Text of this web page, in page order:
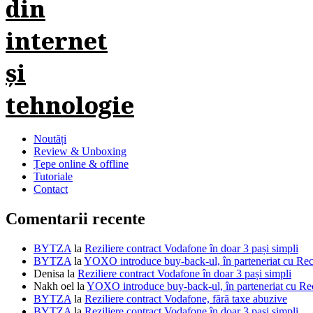
Noutăți
Review & Unboxing
Țepe online & offline
Tutoriale
Contact
Comentarii recente
BYTZA la Reziliere contract Vodafone în doar 3 pași simpli
BYTZA la YOXO introduce buy-back-ul, în parteneriat cu
Denisa la Reziliere contract Vodafone în doar 3 pași simpli
Nakh oel la YOXO introduce buy-back-ul, în parteneriat cu
BYTZA la Reziliere contract Vodafone, fără taxe abuzive